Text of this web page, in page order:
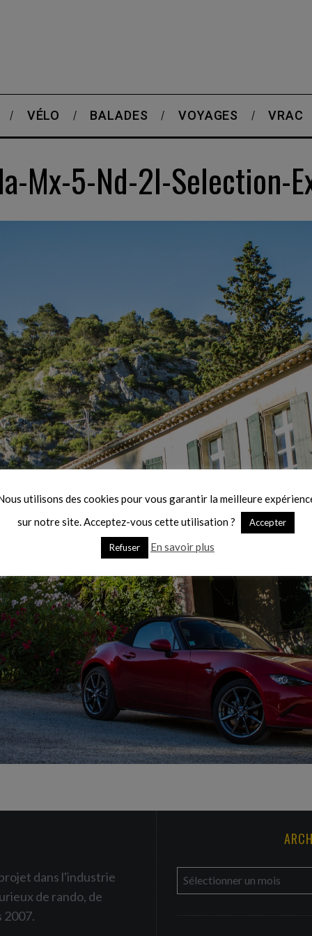
VÉLO BALADES VOYAGES VRAC
Mx-5-Nd-2l-Selection-
dans l'industrie
de rando, de
2007.
r
c
utilisons des cookies pour vous garantir la meilleure
sur notre site. Acceptez-vous cette utilisation ?
Accepter
Refuser En savoir plus